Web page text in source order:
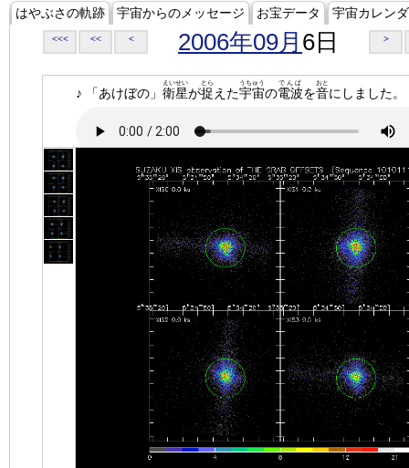
はやぶさの軌跡 宇宙からのメッセージ お宝データ 宇宙カレン
<<< << < 2006年09月 6日 >
♪ 「あけぼの」 衛星
えいせい
が捉
とら
えた宇宙
うちゅう
の電波
でんぱ
を音
おと
にしました。